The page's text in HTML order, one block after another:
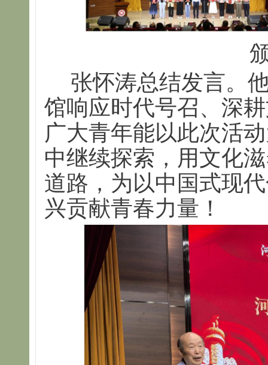
张怀涛总结发言。
馆响应时代号召、深
广大青年能以此次活
中继续探索，用文化
道路，为以中国式现
兴贡献青春力量！